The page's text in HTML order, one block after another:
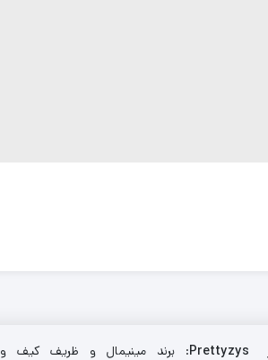
Prettyzys: برند مینیمال و ظریف کیف و